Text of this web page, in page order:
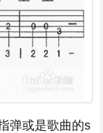
弹或是歌曲的s